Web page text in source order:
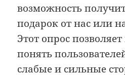
возможность
подарок от нас или
Этот опрос
понять
слабые и сильные